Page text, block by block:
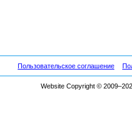
Пользовательское соглашение
Website Copyright ©